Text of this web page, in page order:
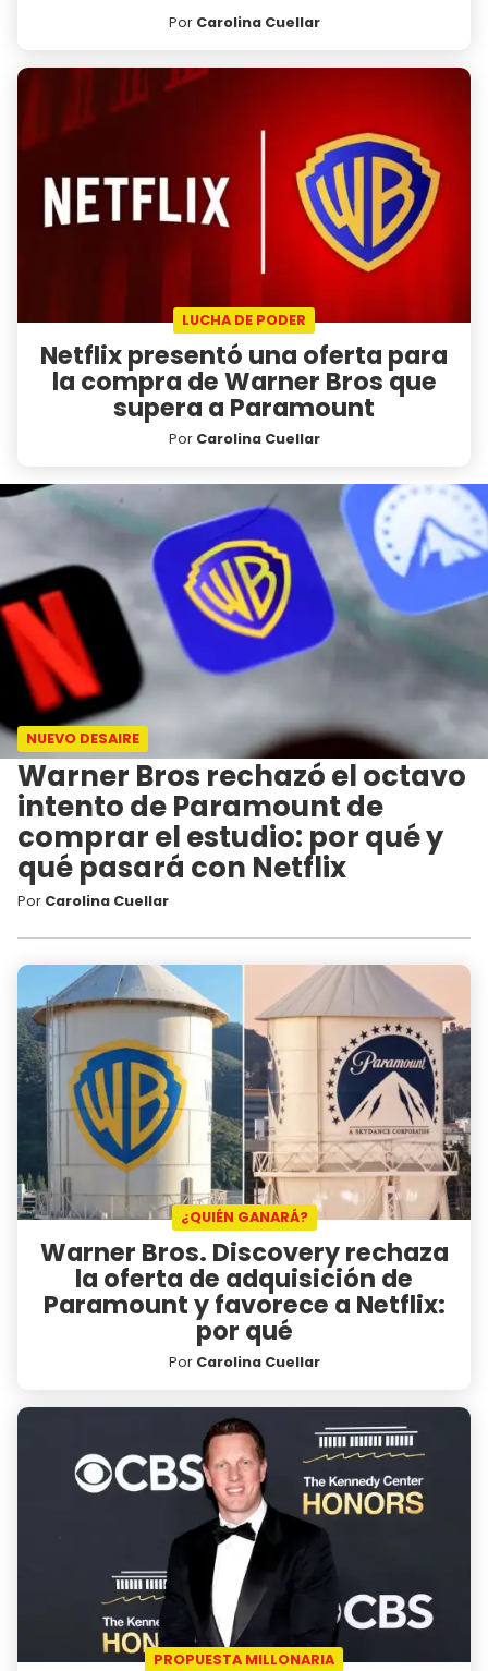
Por Carolina Cuellar
LUCHA DE PODER
Netflix presentó una oferta para
la compra de Warner Bros que
supera a Paramount
Por Carolina Cuellar
NUEVO DESAIRE
Warner Bros rechazó el octavo
intento de Paramount de
comprar el estudio: por qué y
qué pasará con Netflix
Por Carolina Cuellar
¿QUIÉN GANARÁ?
Warner Bros. Discovery rechaza
la oferta de adquisición de
Paramount y favorece a Netflix:
por qué
Por Carolina Cuellar
PROPUESTA MILLONARIA